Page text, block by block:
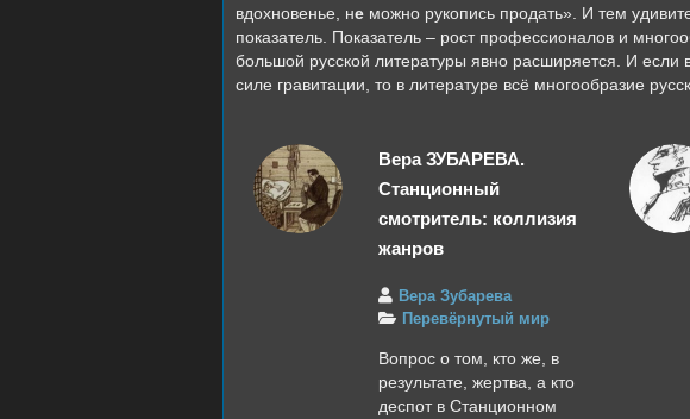
вдохновенье, не можно рукопись продать». И тем
показатель. Показатель – рост профессионалов и
большой русской литературы явно расширяется. И если
силе гравитации, то в литературе всё многообразие
Вера ЗУБАРЕВА.
Станционный
смотритель: коллизия
жанров
Вера Зубарева
Перевёрнутый мир
Вопрос о том, кто же, в
результате, жертва, а кто
деспот в Станционном